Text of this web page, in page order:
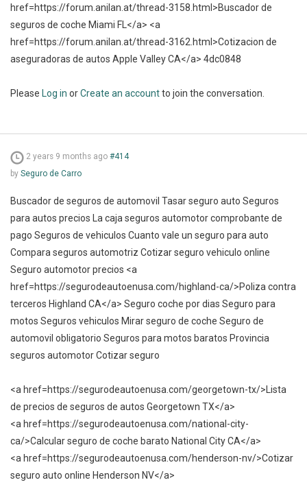
href=https://forum.anilan.at/thread-3158.html>Buscador de
seguros de coche Miami FL</a> <a
href=https://forum.anilan.at/thread-3162.html>Cotizacion de
aseguradoras de autos Apple Valley CA</a> 4dc0848
Please Log in orCreate an accountto join the conversation.
2 years 9 months ago #414
by Seguro de Carro
Buscador de seguros de automovil Tasar seguro auto Seguros
para autos precios La caja seguros automotor comprobante de
pago Seguros de vehiculos Cuanto vale un seguro para auto
Compara seguros automotriz Cotizar seguro vehiculo online
Seguro automotor precios <a
href=https://segurodeautoenusa.com/highland-ca/>Poliza contra
terceros Highland CA</a> Seguro coche por dias Seguro para
motos Seguros vehiculos Mirar seguro de coche Seguro de
automovil obligatorio Seguros para motos baratos Provincia
seguros automotor Cotizar seguro
<a href=https://segurodeautoenusa.com/georgetown-tx/>Lista
de precios de seguros de autos Georgetown TX</a>
<a href=https://segurodeautoenusa.com/national-city-
ca/>Calcular seguro de coche barato National City CA</a>
<a href=https://segurodeautoenusa.com/henderson-nv/>Cotizar
seguro auto online Henderson NV</a>